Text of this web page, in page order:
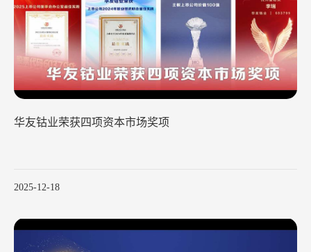
华友钴业荣获四项资本市场奖项
2025-12-18